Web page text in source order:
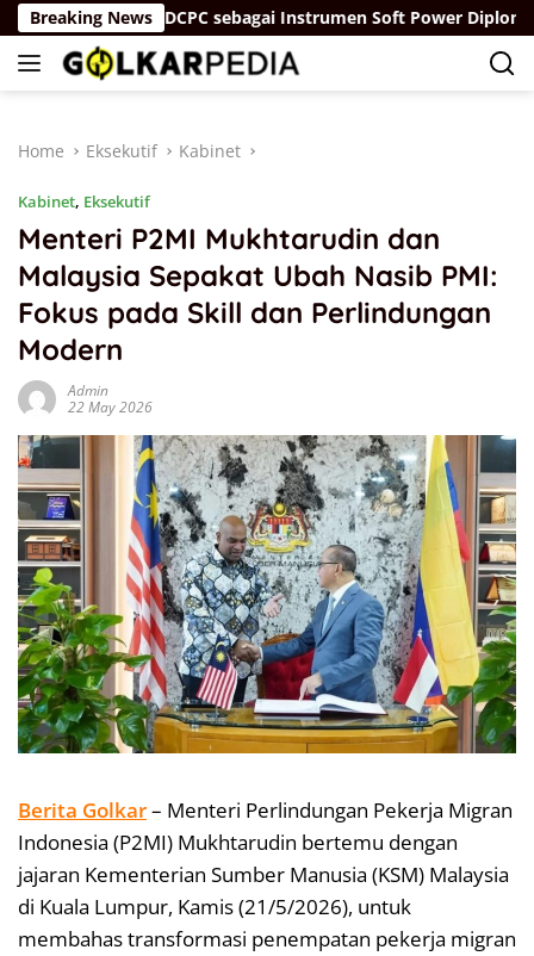
Skip
to
content
Breaking NewsIDCPC sebagai Instrumen Soft Power Diplomacy
Home Eksekutif Kabinet
Kabinet, Eksekutif
Menteri P2MI Mukhtarudin dan
Malaysia Sepakat Ubah Nasib PMI:
Fokus pada Skill dan Perlindungan
Modern
Admin
22 May 2026
Berita Golkar– Menteri Perlindungan Pekerja Migran
Indonesia (P2MI) Mukhtarudin bertemu dengan
jajaran Kementerian Sumber Manusia (KSM) Malaysia
di Kuala Lumpur, Kamis (21/5/2026), untuk
membahas transformasi penempatan pekerja migran